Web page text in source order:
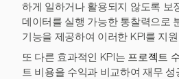
하게 일하거나 활용되지 않도록 보
데이터를 실행 가능한 통찰력으로
기능을 제공하여 이러한 KPI를 지
또 다른 효과적인 KPI는 프로젝트
트 비용을 수익과 비교하여 재무